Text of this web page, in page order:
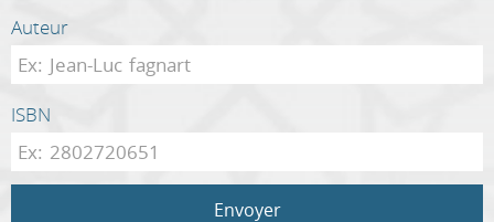
Auteur
ISBN
Envoyer